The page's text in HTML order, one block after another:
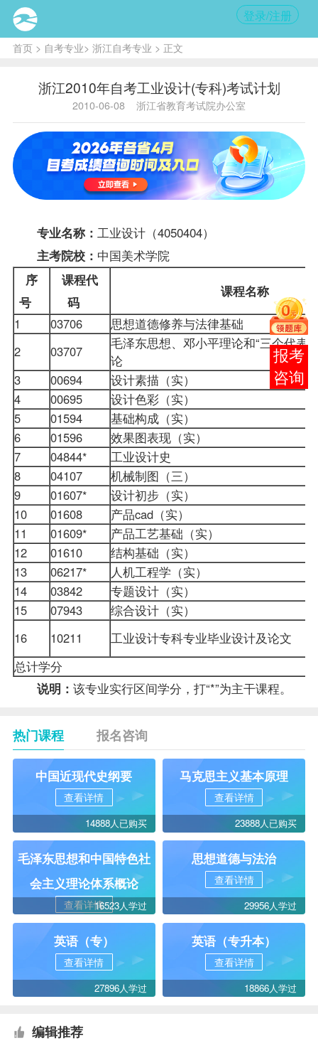
登录/注册
首页> 自考专业> 浙江自考专业 > 正文
浙江2010年自考工业设计(专科)考试计划
2010-06-08 浙江省教育考试院办公室
专业名称： 工业设计（4050404）
主考院校： 中国美术学院
序
号
课程代
码
课程名称
1
03706
思想道德修养与法律基础
2
03707
毛泽东思想、邓小平理论和“三个代表”
论
3
00694
设计素描（实）
4
00695
设计色彩（实）
5
01594
基础构成（实）
6
01596
效果图表现（实）
7
04844*
工业设计史
8
04107
机械制图（三）
9
01607*
设计初步（实）
10
01608
产品cad（实）
11
01609*
产品工艺基础（实）
12
01610
结构基础（实）
13
06217*
人机工程学（实）
14
03842
专题设计（实）
15
07943
综合设计（实）
16
10211
工业设计专科专业毕业设计及论文
总计学分
说明： 该专业实行区间学分，打“*”为主干课程。
热门课程 报名咨询
中国近现代史纲要
查看详情
14888人已购买
马克思主义基本原理
查看详情
23888人已购买
毛泽东思想和中国特色社
会主义理论体系概论
查看详情16523人学过
思想道德与法治
查看详情
29956人学过
英语（专）
查看详情
27896人学过
英语（专升本）
查看详情
18866人学过
编辑推荐
在线
客服